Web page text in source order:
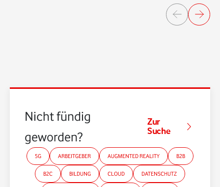
Nicht fündig
geworden?
Zur
Suche
5G ARBEITGEBER AUGMENTED REALITY B2B
B2C BILDUNG CLOUD DATENSCHUTZ